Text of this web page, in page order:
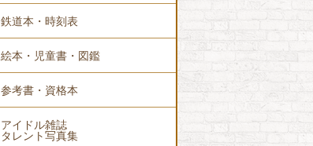
鉄道本・時刻表
絵本・児童書・図鑑
参考書・資格本
アイドル雑誌
タレント写真集